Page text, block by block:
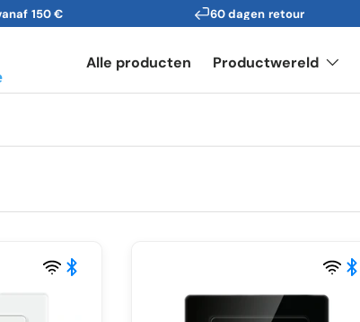
150 € 60 dagen retour
Alle producten Productwereld